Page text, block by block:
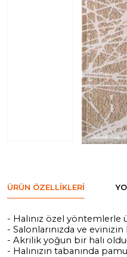
ÜRÜN ÖZELLIKLERI
- Halınız özel
- Salonlarınızda ve
- Akrilik yoğun bir halı
- Halınızın tabanında